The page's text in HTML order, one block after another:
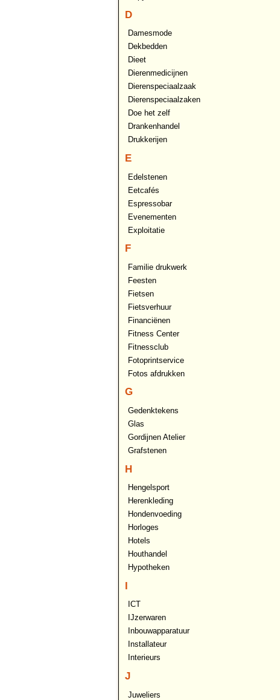
D
Damesmode
Dekbedden
Dieet
Dierenmedicijnen
Dierenspeciaalzaak
Dierenspeciaalzaken
Doe het zelf
Drankenhandel
Drukkerijen
E
Edelstenen
Eetcafés
Espressobar
Evenementen
Exploitatie
F
Familie drukwerk
Feesten
Fietsen
Fietsverhuur
Financiënen
Fitness Center
Fitnessclub
Fotoprintservice
Fotos afdrukken
G
Gedenktekens
Glas
Gordijnen Atelier
Grafstenen
H
Hengelsport
Herenkleding
Hondenvoeding
Horloges
Hotels
Houthandel
Hypotheken
I
ICT
IJzerwaren
Inbouwapparatuur
Installateur
Interieurs
J
Juweliers